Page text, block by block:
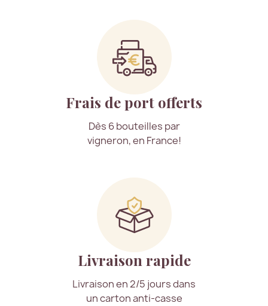
Frais de port offerts
Dès 6 bouteilles par
vigneron, en France!
Livraison rapide
Livraison en 2/5 jours dans
un carton anti-casse